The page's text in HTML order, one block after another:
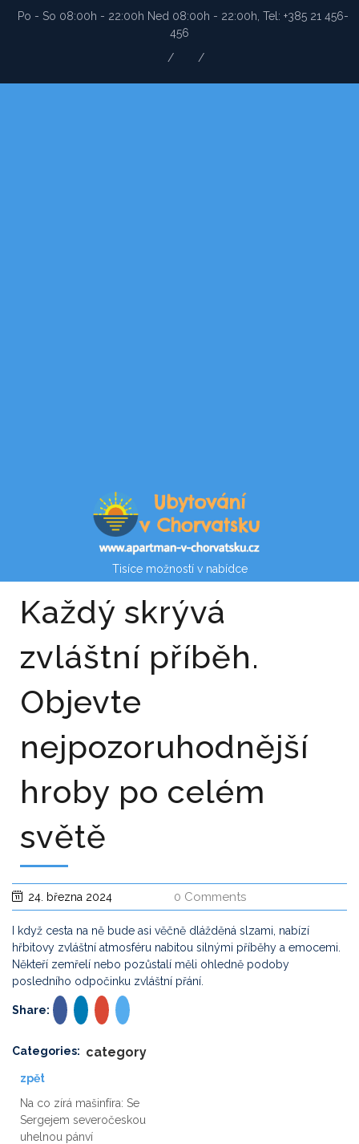
Po - So 08:00h - 22:00h Ned 08:00h - 22:00h, Tel: +385 21 456-
456
Tisíce možností v nabídce
Každý skrývá
zvláštní příběh.
Objevte
nejpozoruhodnější
hroby po celém
světě
24. března 2024 0 Comments
I když cesta na ně bude asi věčně dlážděná slzami, nabízí
hřbitovy zvláštní atmosféru nabitou silnými příběhy a emocemi.
Někteří zemřelí nebo pozůstalí měli ohledně podoby
posledního odpočinku zvláštní přání.
Share:
Categories: category
zpět
Na co zírá mašinfíra: Se
Sergejem severočeskou
uhelnou pánví